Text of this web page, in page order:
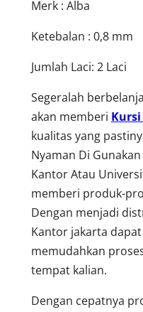
Merk : Alba
Ketebalan : 0,8 mm
Jumlah Laci: 2 Laci
Segeralah
akan memberi
kualitas yang
Nyaman Di
Kantor Atau
memberi produk-
Dengan menjadi
Kantor jakarta
memudahkan
tempat kalian.
Dengan cepatnya